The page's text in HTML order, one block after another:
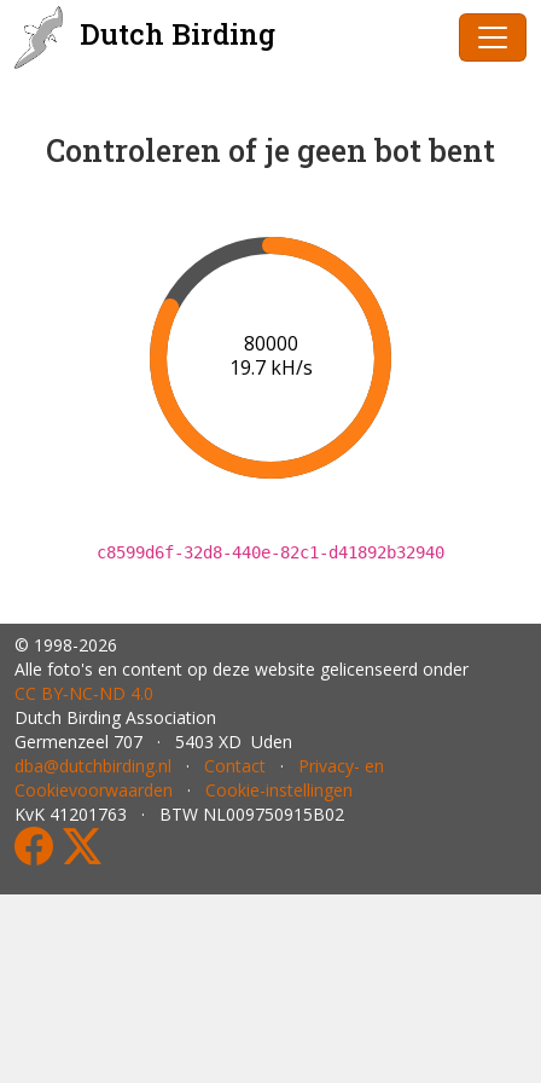
Dutch Birding
Controleren of je geen bot bent
82000
19.6 kH/s
c8599d6f-32d8-440e-82c1-d41892b32940
© 1998-2026
Alle foto's en content op deze website gelicenseerd onder
CC BY‑NC‑ND 4.0
Dutch Birding Association
Germenzeel 707 · 5403 XD Uden
dba@dutchbirding.nl · Contact · Privacy- en
Cookievoorwaarden · Cookie-instellingen
KvK 41201763 · BTW NL009750915B02